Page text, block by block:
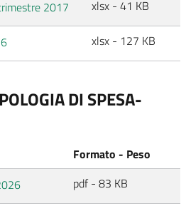
2017 xlsx - 41 KB
xlsx - 127 KB
DI SPESA-
Formato - Peso
pdf - 83 KB